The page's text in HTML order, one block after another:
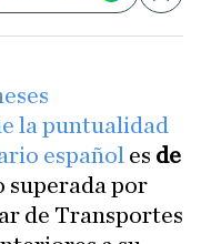
la puntualidad
español es de
superada por
de Transportes